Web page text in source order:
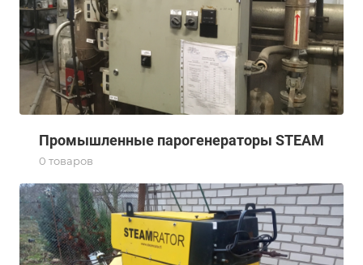
Промышленные парогенераторы STEAM
0 товаров